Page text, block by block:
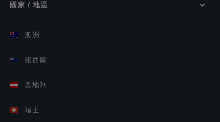
國家 / 地區
澳洲
紐西蘭
奧地利
瑞士